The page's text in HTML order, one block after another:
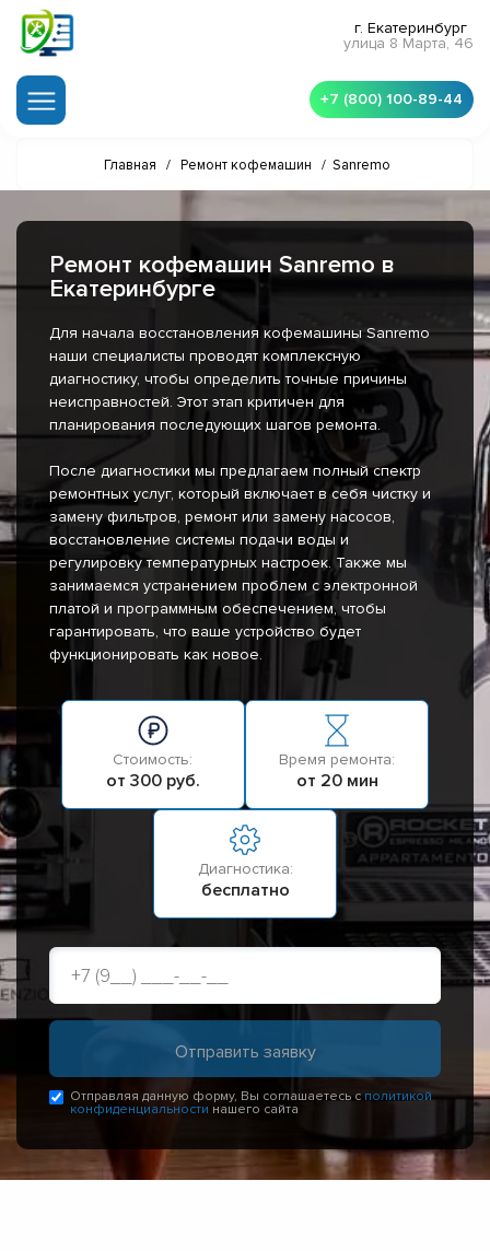
г. Екатеринбург
улица 8 Марта, 46
+7 (800) 100-89-44
Главная / Ремонт кофемашин / Sanremo
Ремонт кофемашин Sanremo в
Екатеринбурге
Для начала восстановления кофемашины Sanremo
наши специалисты проводят комплексную
диагностику, чтобы определить точные причины
неисправностей. Этот этап критичен для
планирования последующих шагов ремонта.
После диагностики мы предлагаем полный спектр
ремонтных услуг, который включает в себя чистку и
замену фильтров, ремонт или замену насосов,
восстановление системы подачи воды и
регулировку температурных настроек. Также мы
занимаемся устранением проблем с электронной
платой и программным обеспечением, чтобы
гарантировать, что ваше устройство будет
функционировать как новое.
Стоимость:
от 300 руб.
Время ремонта:
от 20 мин
Диагностика:
бесплатно
Отправляя данную форму, Вы соглашаетесь с политикой
конфиденциальности нашего сайта